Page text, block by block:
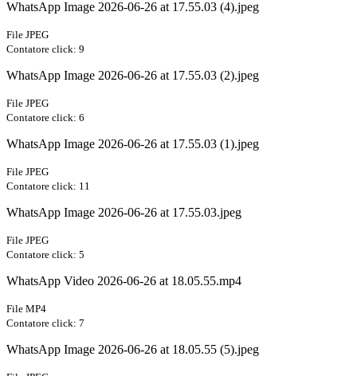
WhatsApp Image 2026-06-26 at 17.55.03 (4).jpeg
File JPEG
Contatore click: 9
WhatsApp Image 2026-06-26 at 17.55.03 (2).jpeg
File JPEG
Contatore click: 6
WhatsApp Image 2026-06-26 at 17.55.03 (1).jpeg
File JPEG
Contatore click: 11
WhatsApp Image 2026-06-26 at 17.55.03.jpeg
File JPEG
Contatore click: 5
WhatsApp Video 2026-06-26 at 18.05.55.mp4
File MP4
Contatore click: 7
WhatsApp Image 2026-06-26 at 18.05.55 (5).jpeg